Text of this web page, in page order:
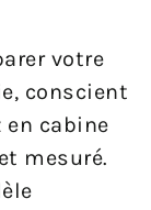
votre
conscient
en cabine
mesuré.